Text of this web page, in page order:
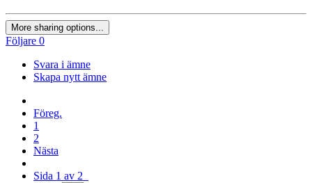
More sharing options...
Följare 0
Svara i ämne
Skapa nytt ämne
Föreg.
1
2
Nästa
Sida 1 av 2